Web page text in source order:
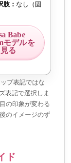
肢： なし（固
Babe
モデルを
見る
プ表記ではな
表記で選択しま
の印象が変わる
のイメージのず
ド